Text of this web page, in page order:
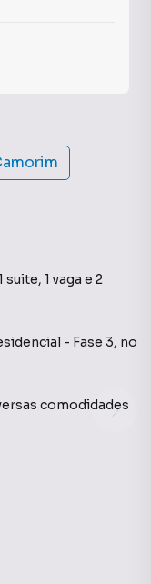
1 vaga e 2
- Fase 3, no
comodidades